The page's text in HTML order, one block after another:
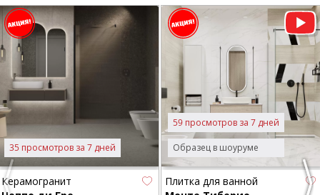
Previous
35 просмотров за 7 дней
Керамогранит
Образец в шоуруме
59 просмотров за 7 дней
Плитка для ванной